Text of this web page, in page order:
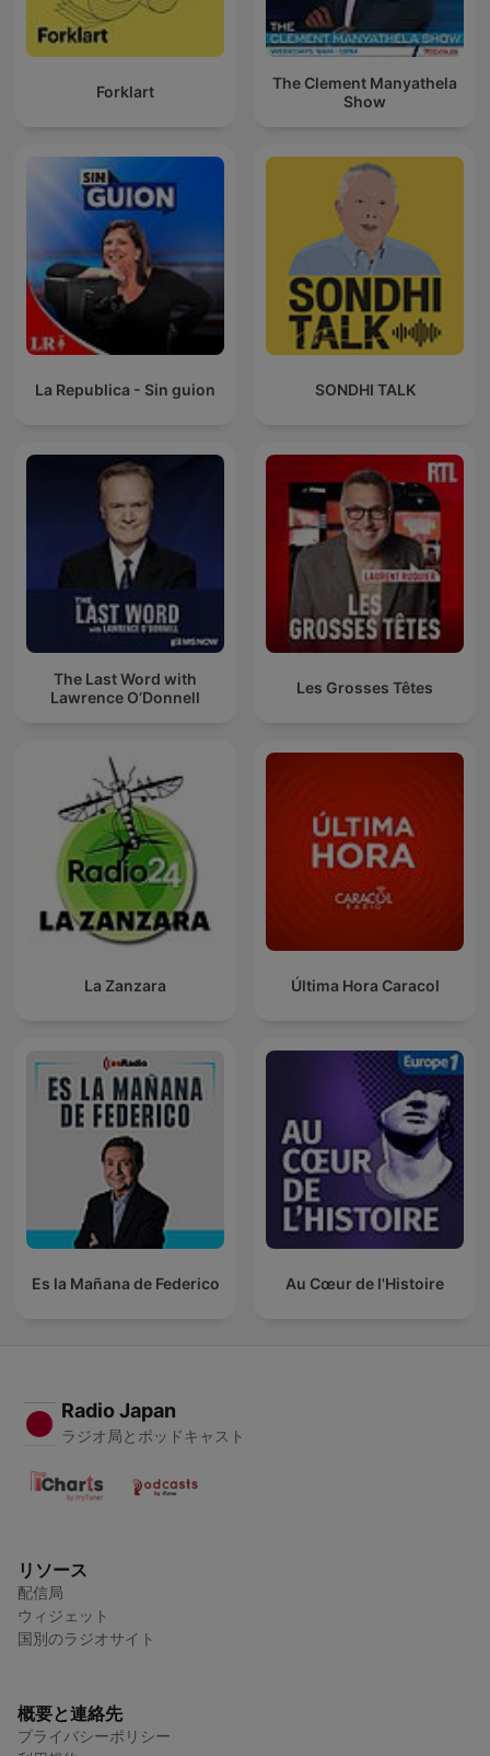
Forklart
The Clement Manyathela
Show
La Republica - Sin guion SONDHI TALK
The Last Word with
Lawrence O’Donnell
Les Grosses Têtes
La Zanzara Última Hora Caracol
Es la Mañana de Federico Au Cœur de l'Histoire
Radio Japan
ラジオ局とポッドキャスト
リソース
配信局
ウィジェット
国別のラジオサイト
概要と連絡先
プライバシーポリシー